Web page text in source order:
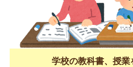
学校の教科書、授業